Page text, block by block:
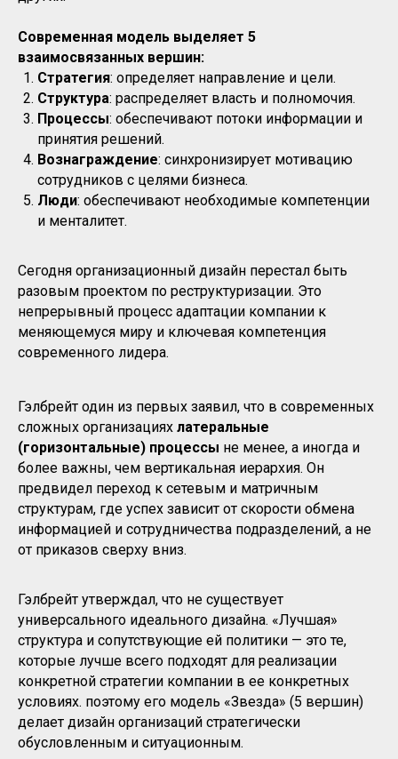
Современная модель выделяет 5
взаимосвязанных вершин:
Стратегия: определяет направление и цели.
Структура: распределяет власть и полномочия.
Процессы: обеспечивают потоки информации и
принятия решений.
Вознаграждение: синхронизирует мотивацию
сотрудников с целями бизнеса.
Люди: обеспечивают необходимые компетенции
и менталитет.
Сегодня организационный дизайн перестал быть
разовым проектом по реструктуризации. Это
непрерывный процесс адаптации компании к
меняющемуся миру и ключевая компетенция
современного лидера.
Гэлбрейт один из первых заявил, что в современных
сложных организациях латеральные
(горизонтальные) процессы не менее, а иногда и
более важны, чем вертикальная иерархия. Он
предвидел переход к сетевым и матричным
структурам, где успех зависит от скорости обмена
информацией и сотрудничества подразделений, а не
от приказов сверху вниз.
Гэлбрейт утверждал, что не существует
универсального идеального дизайна. «Лучшая»
структура и сопутствующие ей политики — это те,
которые лучше всего подходят для реализации
конкретной стратегии компании в ее конкретных
условиях. поэтому его модель «Звезда» (5 вершин)
делает дизайн организаций стратегически
обусловленным и ситуационным.